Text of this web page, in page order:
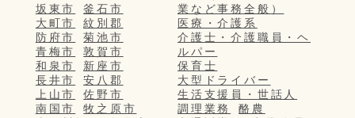
坂東市
釜石市
大町市
紋別郡
防府市
菊池市
青梅市
敦賀市
和泉市
新座市
長井市
安八郡
上山市
佐野市
南国市
牧之原市
業など事務全般）
医療・介護系
介護士・介護職員・ヘ
ルパー
保育士
大型ドライバー
生活支援員・世話人
調理業務
酪農